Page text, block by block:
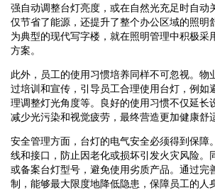
强自动调整台灯亮度，或在自然光充足时自动
仅节省了能源，还提升了整个办公区域的照明
为典型的现代写字楼，就在照明管理中积极采
方案。
此外，员工的使用习惯培养同样不可忽视。物
过培训和宣传，引导员工合理使用台灯，例如
理调整灯光角度等。良好的使用习惯不仅延长
减少光污染和视觉疲劳，最终营造更加健康舒
安全管理方面，台灯的电气安全必须得到保障
线和接口，防止因老化或损坏引发火灾风险。
或备案台灯型号，避免使用劣质产品。通过完
制，能够最大限度地降低隐患，保障员工的人